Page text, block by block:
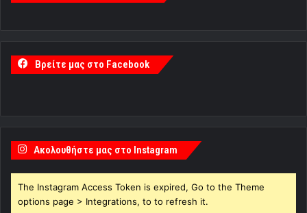
Βρείτε μας στο Facebook
Ακολουθήστε μας στο Instagram
The Instagram Access Token is expired, Go to the Theme
options page > Integrations, to to refresh it.